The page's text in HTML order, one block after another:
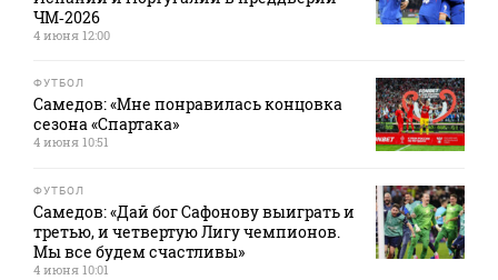
ЧМ‑2026
4 июня 12:00
ФУТБОЛ
Самедов: «Мне понравилась концовка
сезона «Спартака»
4 июня 10:51
ФУТБОЛ
Самедов: «Дай бог Сафонову выиграть и
третью, и четвертую Лигу чемпионов.
Мы все будем счастливы»
4 июня 10:01